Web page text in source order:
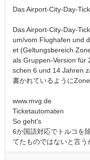
Das Airport-City-Day-
Das Airport-City-Day-
um/vom Flughafen und
et (Geltungsbereich
als Gruppen-Version für
schen 6 und 14 Jahren
書かれているように
www.mvg.de
Ticketautomaten
So geht's
6か国語対応でトルコを
てたものではないと言う